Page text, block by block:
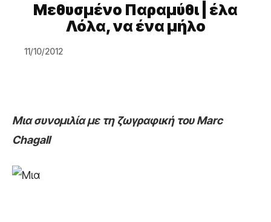
Μεθυσμένο Παραμύθι | έλα
Λόλα, να ένα μήλο
11/10/2012
Μια συνομιλία με τη ζωγραφική του Marc
Chagall